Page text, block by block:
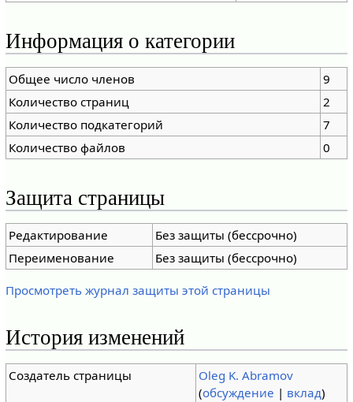
Информация о категории
Общее число членов
9
Количество страниц
2
Количество подкатегорий
7
Количество файлов
0
Защита страницы
Редактирование
Без защиты (бессрочно)
Переименование
Без защиты (бессрочно)
Просмотреть журнал защиты этой страницы
История изменений
Создатель страницы
Oleg K. Abramov
(обсуждение | вклад)